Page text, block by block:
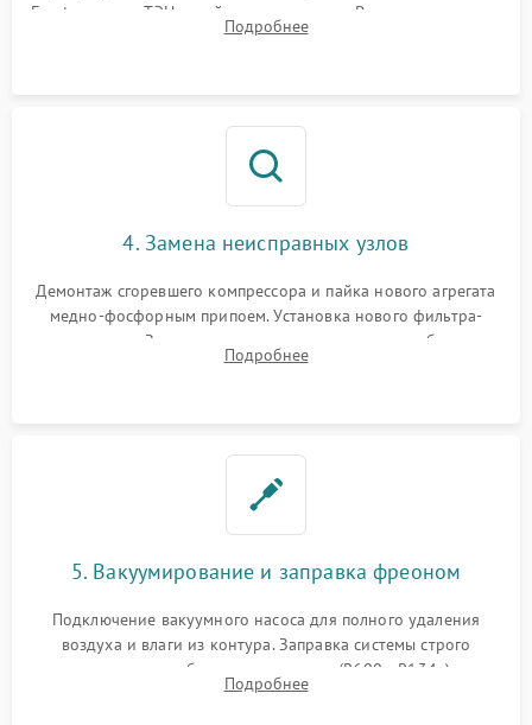
Frost, включая ТЭН оттайки и вентилятор. Ремонт или замена
платы управления при сбоях алгоритмов.
Подробнее
4. Замена неисправных узлов
Демонтаж сгоревшего компрессора и пайка нового агрегата
медно-фосфорным припоем. Установка нового фильтра-
осушителя. Замена изношенных вентиляторов обдува,
сломанных заслонок или поврежденных дверных петель.
Подробнее
5. Вакуумирование и заправка фреоном
Подключение вакуумного насоса для полного удаления
воздуха и влаги из контура. Заправка системы строго
дозированным объемом хладагента (R600a, R134a) по
электронным весам. Контроль рабочего давления в системе.
Подробнее